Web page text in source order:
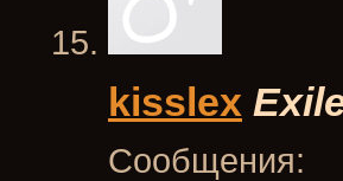
kisslex
Сообщения: